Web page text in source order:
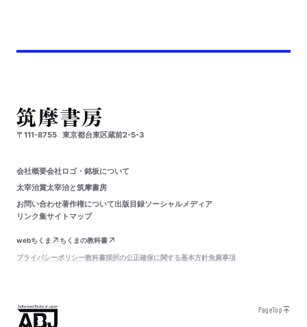
〒111-8755 東京都台東区蔵前2-5-3
会社概要会社ロゴ・銘板について
太宰治賞太宰治と筑摩書房
お問い合わせ著作権について出版目録ソーシャルメディア
リンク集サイトマップ
webちくま
ちくまの教科書
プライバシーポリシー教科書採択の公正確保に関する基本方針免責事項
PageTop